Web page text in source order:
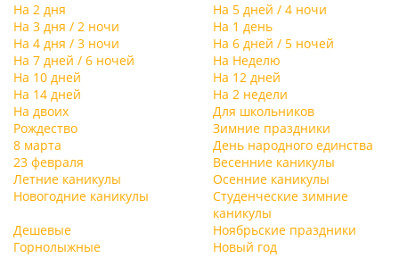
На 2 дня
На 5 дней / 4 ночи
На 3 дня / 2 ночи
На 1 день
На 4 дня / 3 ночи
На 6 дней / 5 ночей
На 7 дней / 6 ночей
На Неделю
На 10 дней
На 12 дней
На 14 дней
На 2 недели
На двоих
Для школьников
Рождество
Зимние праздники
8 марта
День народного единства
23 февраля
Весенние каникулы
Летние каникулы
Осенние каникулы
Новогодние каникулы
Студенческие зимние
каникулы
Дешевые
Ноябрьские праздники
Горнолыжные
Новый год